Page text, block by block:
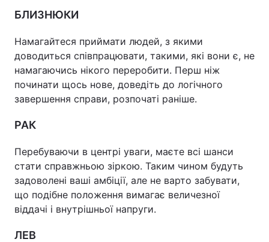
БЛИЗНЮКИ
Намагайтеся приймати людей, з якими
доводиться співпрацювати, такими, які вони є, не
намагаючись нікого переробити. Перш ніж
починати щось нове, доведіть до логічного
завершення справи, розпочаті раніше.
РАК
Перебуваючи в центрі уваги, маєте всі шанси
стати справжньою зіркою. Таким чином будуть
задоволені ваші амбіції, але не варто забувати,
що подібне положення вимагає величезної
віддачі і внутрішньої напруги.
ЛЕВ